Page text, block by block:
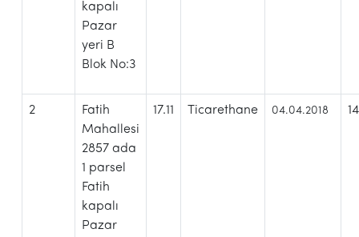
kapalı
Pazar
yeri B
Blok No:3
2
Fatih
Mahallesi
2857 ada
1 parsel
Fatih
kapalı
Pazar
17.11 Ticarethane 04.04.2018